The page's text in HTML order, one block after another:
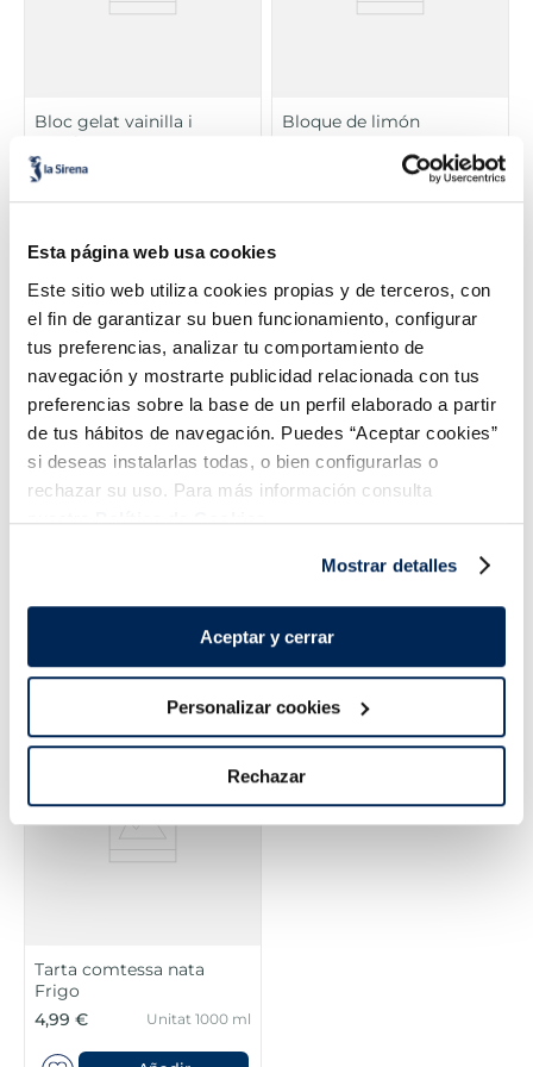
Esta página web usa cookies
Este sitio web utiliza cookies propias y de terceros, con
el fin de garantizar su buen funcionamiento, configurar
tus preferencias, analizar tu comportamiento de
navegación y mostrarte publicidad relacionada con tus
preferencias sobre la base de un perfil elaborado a partir
de tus hábitos de navegación. Puedes “Aceptar cookies”
si deseas instalarlas todas, o bien configurarlas o
rechazar su uso. Para más información consulta
nuestraPolítica de Cookies.
Mostrar detalles
Aceptar y cerrar
Personalizar cookies
Rechazar
Bloc gelat vainilla i
Sin gluten
Añadir
Bloque de limón
Añadir
Lingot xocolata intensa
Añadir
Tarta comtessa nata
Frigo
4,99 €
Unitat 1000 ml